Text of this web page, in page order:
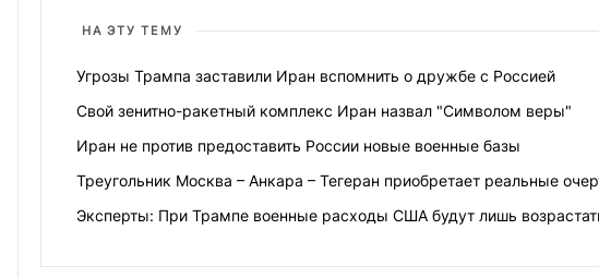
НА ЭТУ ТЕМУ
Угрозы Трампа заставили Иран вспомнить о дружбе с Россией
Свой зенитно-ракетный комплекс Иран назвал "Символом веры"
Иран не против предоставить России новые военные базы
Треугольник Москва – Анкара – Тегеран приобретает реальные
Эксперты: При Трампе военные расходы США будут лишь